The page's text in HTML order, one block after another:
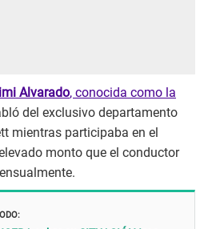
Alvarado, conocida como la
del exclusivo departamento
mientras participaba en el
monto que el conductor